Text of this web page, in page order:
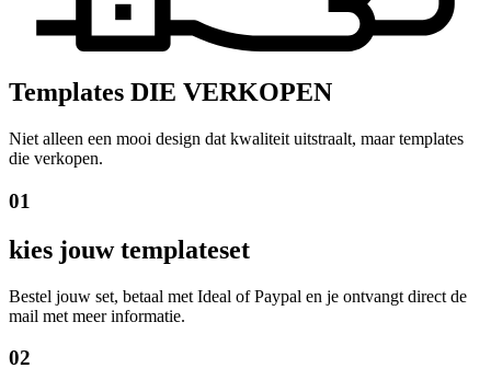
Templates DIE VERKOPEN
Niet alleen een mooi design dat kwaliteit uitstraalt, maar templates
die verkopen.
01
kies jouw templateset
Bestel jouw set, betaal met Ideal of Paypal en je ontvangt direct de
mail met meer informatie.
02